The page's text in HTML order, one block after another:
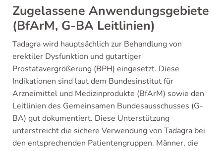
Zugelassene Anwendungsgebiete
(BfArM, G-BA Leitlinien)
Tadagra wird hauptsächlich zur Behandlung von
erektiler Dysfunktion und gutartiger
Prostatavergrößerung (BPH) eingesetzt. Diese
Indikationen sind laut dem Bundesinstitut für
Arzneimittel und Medizinprodukte (BfArM) sowie den
Leitlinien des Gemeinsamen Bundesausschusses (G-
BA) gut dokumentiert. Diese Unterstützung
unterstreicht die sichere Verwendung von Tadagra bei
den entsprechenden Patientengruppen. Männer, die